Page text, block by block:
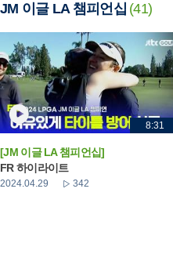
JM 이글 LA 챔피언십 (41)
8:31
[JM 이글 LA 챔피언십]
FR 하이라이트
2024.04.29 342